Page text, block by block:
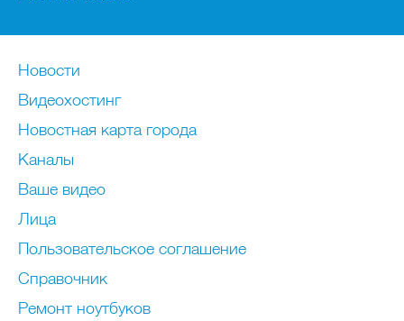
Новости
Видеохостинг
Новостная карта города
Каналы
Ваше видео
Лица
Пользовательское соглашение
Справочник
Ремонт нoутбуков